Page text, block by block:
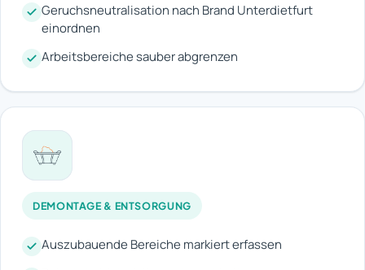
Geruchsneutralisation nach Brand Unterdietfurt
einordnen
Arbeitsbereiche sauber abgrenzen
DEMONTAGE & ENTSORGUNG
Auszubauende Bereiche markiert erfassen